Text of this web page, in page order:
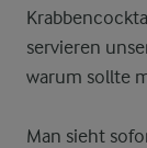
servieren
warum sollte
Man sieht